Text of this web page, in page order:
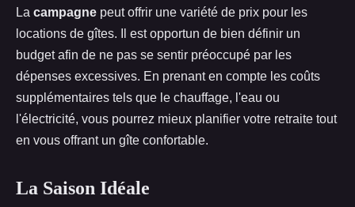
La campagne peut offrir une variété de prix pour les
locations de gîtes. Il est opportun de bien définir un
budget afin de ne pas se sentir préoccupé par les
dépenses excessives. En prenant en compte les coûts
supplémentaires tels que le chauffage, l'eau ou
l'électricité, vous pourrez mieux planifier votre retraite tout
en vous offrant un gîte confortable.
La Saison Idéale